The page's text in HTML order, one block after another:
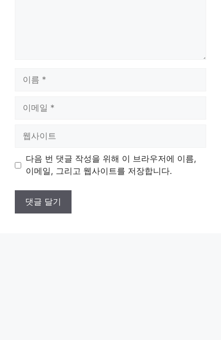
트
다음 번 댓글 작성을 위해 이 브라우저에 이름,
이메일, 그리고 웹사이트를 저장합니다.